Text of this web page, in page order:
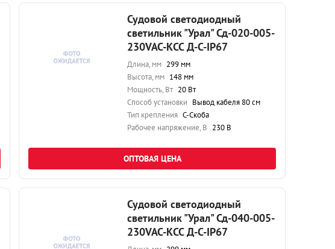
Судовой светодиодный
светильник "Урал" Сд-020-005-
230VAC-КСС Д-С-IP67
Длина, мм 299 мм
Высота, мм 148 мм
Мощность, Вт 20 Вт
Способ установки Вывод кабеля 80 см
Тип крепления С-Скоба
Рабочее напряжение, В 230 В
ОПТОВАЯ ЦЕНА
Судовой светодиодный
светильник "Урал" Сд-040-005-
230VAC-КСС Д-С-IP67